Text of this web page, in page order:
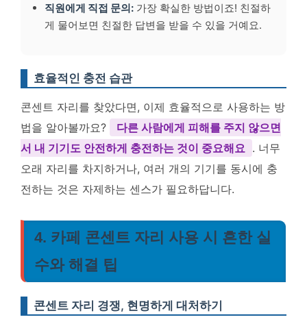
직원에게 직접 문의: 가장 확실한 방법이죠! 친절하
게 물어보면 친절한 답변을 받을 수 있을 거예요.
효율적인 충전 습관
콘센트 자리를 찾았다면, 이제 효율적으로 사용하는 방
법을 알아볼까요?
다른 사람에게 피해를 주지 않으면
서 내 기기도 안전하게 충전하는 것이 중요해요
. 너무
오래 자리를 차지하거나, 여러 개의 기기를 동시에 충
전하는 것은 자제하는 센스가 필요하답니다.
4. 카페 콘센트 자리 사용 시 흔한 실
수와 해결 팁
콘센트 자리 경쟁, 현명하게 대처하기